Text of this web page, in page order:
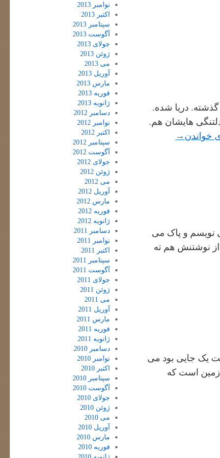
دریا شده.
هایشان هم.
خواندن →
نویسم و پاک می
نوشتنش هم ته
یک جایی بود می
زمین است که
نوامبر 2013
اکتبر 2013
سپتامبر 2013
آگوست 2013
جولای 2013
ژوئن 2013
می 2013
آوریل 2013
مارس 2013
فوریه 2013
ژانویه 2013
دسامبر 2012
نوامبر 2012
اکتبر 2012
سپتامبر 2012
آگوست 2012
جولای 2012
ژوئن 2012
می 2012
آوریل 2012
مارس 2012
فوریه 2012
ژانویه 2012
دسامبر 2011
نوامبر 2011
اکتبر 2011
سپتامبر 2011
آگوست 2011
جولای 2011
ژوئن 2011
می 2011
آوریل 2011
مارس 2011
فوریه 2011
ژانویه 2011
دسامبر 2010
نوامبر 2010
اکتبر 2010
سپتامبر 2010
آگوست 2010
جولای 2010
ژوئن 2010
می 2010
آوریل 2010
مارس 2010
فوریه 2010